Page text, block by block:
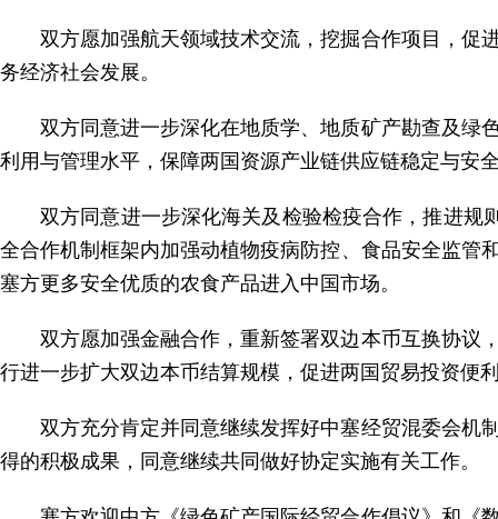
双方愿加强航天领域技术交流，挖掘合作项目，促
务经济社会发展。
双方同意进一步深化在地质学、地质矿产勘查及绿
利用与管理水平，保障两国资源产业链供应链稳定与安
双方同意进一步深化海关及检验检疫合作，推进规
全合作机制框架内加强动植物疫病防控、食品安全监管
塞方更多安全优质的农食产品进入中国市场。
双方愿加强金融合作，重新签署双边本币互换协议
行进一步扩大双边本币结算规模，促进两国贸易投资便
双方充分肯定并同意继续发挥好中塞经贸混委会机
得的积极成果，同意继续共同做好协定实施有关工作。